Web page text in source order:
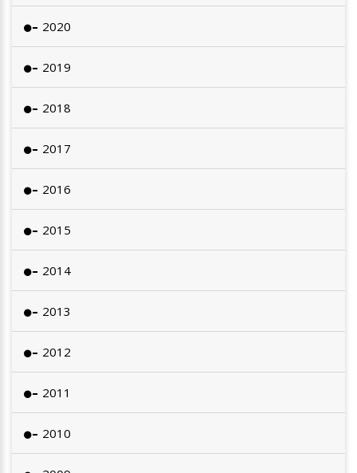
2020
2019
2018
2017
2016
2015
2014
2013
2012
2011
2010